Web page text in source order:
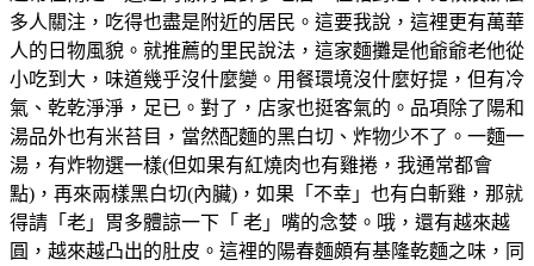
多人關注，吃得也盡是附近的居民。這要我說，這裡更有萬華
人的日物風貌。就推薦的里民說法，這家麵攤是他爺爺老他從
小吃到大，味道幾乎沒什麼變。用餐環境沒什麼好提，但有冷
氣、乾乾淨淨，足已。對了，店家也挺客氣的。品項除了陽和
湯品外也有米苔目，當然配麵的黑白切、炸物少不了。一麵一
湯，有炸物選一樣(但如果有紅燒肉也有雞捲，我通常都會
點)，再來兩樣黑白切(內臟)，如果「不幸」也有白斬雞，那就
得請「老」胃多體諒一下「 老」嘴的念婪。哦，還有越來越
圓，越來越凸出的肚皮。這裡的陽春麵頗有基隆乾麵之味，同